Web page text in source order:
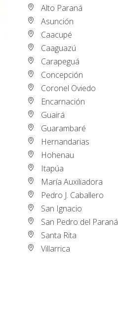
Alto Paraná
Asunción
Caacupé
Caaguazú
Carapeguá
Concepción
Coronel Oviedo
Encarnación
Guairá
Guarambaré
Hernandarias
Hohenau
Itapúa
María Auxiliadora
Pedro J. Caballero
San Ignacio
San Pedro del Paraná
Santa Rita
Villarrica